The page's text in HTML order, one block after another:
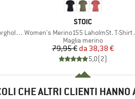
Tank
MARCHIO
STOIC
Articolo
Women's Merino155 LaholmSt. T-Shirt Daisy Flower
Gruppo di prodotti
Maglia merino
Prezzo
79,95 € Prezzo ridotto
da 38,38 €
5,0(2)
CHE ALTRI CLIENTI HANNO